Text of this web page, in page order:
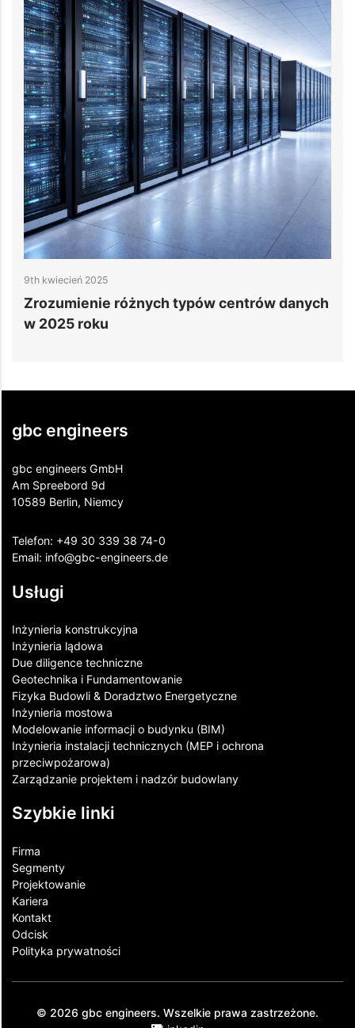
danych
8th kwiecień 2025
3 kluczowe kryteria projektowania
budynków odpornych na trzęsienia
gbc engineers
gbc engineers GmbH
Am Spreebord 9d
10589 Berlin, Niemcy
Telefon: +49 30 339 38 74-0
Email: info@gbc-engineers.de
Usługi
Inżynieria konstrukcyjna
Inżynieria lądowa
Due diligence techniczne
Geotechnika i Fundamentowanie
Fizyka Budowli & Doradztwo Energetyczne
Inżynieria mostowa
Modelowanie informacji o budynku (BIM)
Inżynieria instalacji technicznych (MEP i ochrona
przeciwpożarowa)
Zarządzanie projektem i nadzór budowlany
Szybkie linki
Firma
Segmenty
Projektowanie
Kariera
Kontakt​
Odcisk
Polityka prywatności
© 2026 gbc engineers. Wszelkie prawa zastrzeżone.